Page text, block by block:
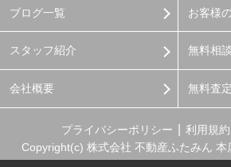
ブログ一覧
スタッフ紹介
会社概要
お客様
無料相談
無料査
プライバシーポリシー 利用規約
Copyright(c) 株式会社 不動産ふたみん 本